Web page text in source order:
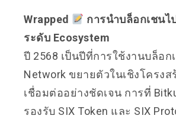
Wrapped
การนำบล็อกเชนไ
ระดับ Ecosystem
ปี 2568 เป็นปีที่การใช้งานบล็อก
Network ขยายตัวในเชิงโครงส
เชื่อมต่ออย่างชัดเจน การที่
รองรับ SIX Token และ SIX